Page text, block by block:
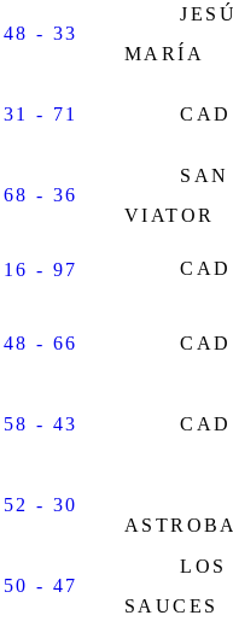
48 - 33
MARÍA
31 - 71
68 - 36
SAN
VIATOR
16 - 97
48 - 66
58 - 43
52 - 30
50 - 47
LOS
SAUCES